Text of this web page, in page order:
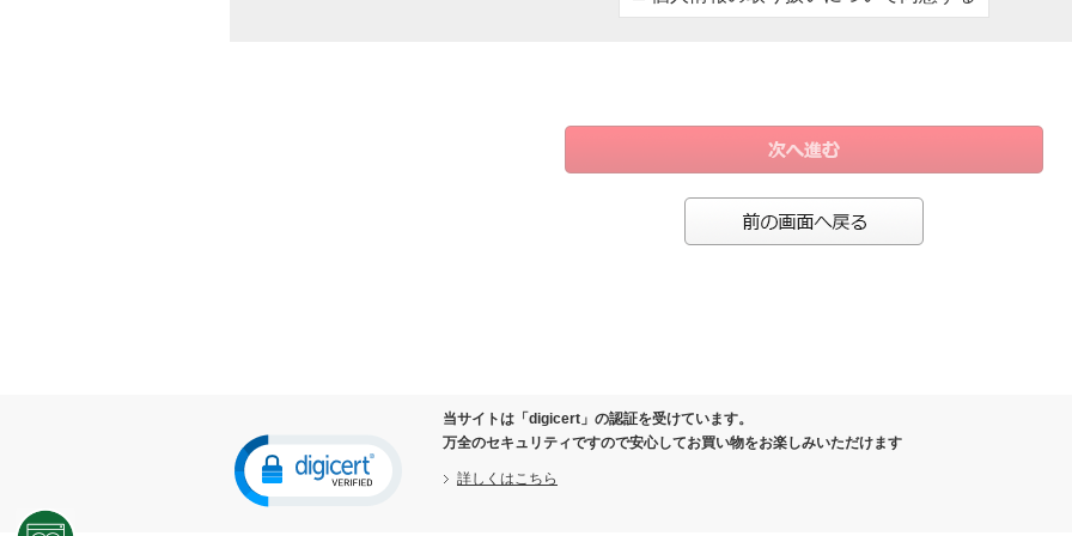
お取り寄せ商品が入荷した際、お客様にご連絡させていただくため
修理ご依頼の際、修理された製品の履歴を管理させていただくため
情報関連商品の修理をご依頼の際に当社と覚書を交わさせていただいた場合
ダイレクトメールやメールマガジン、スマートフォンアプリ等でクーポン等の特典をお届けさせていただくため
人の生命、身体または財産の保護のために必要がある場合であって、ご本人さまの同意を得ることが困難であると
公衆衛生の向上または児童の健全な育成の推進のために特に必要がある場合であって、ご本人さまの同意を得るこ
国の機関もしくは地方公共団体またはその委託を受けた者が法令の定める事務を遂行することに対して協力する
当サイトは「digicert」の認証を受けています。
万全のセキュリティですので安心してお買い物をお楽しみいただけます
詳しくはこちら